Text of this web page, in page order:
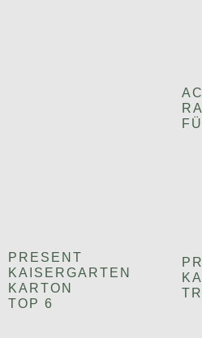
PRESENT
KAISERGARTEN
KARTON
TOP 6